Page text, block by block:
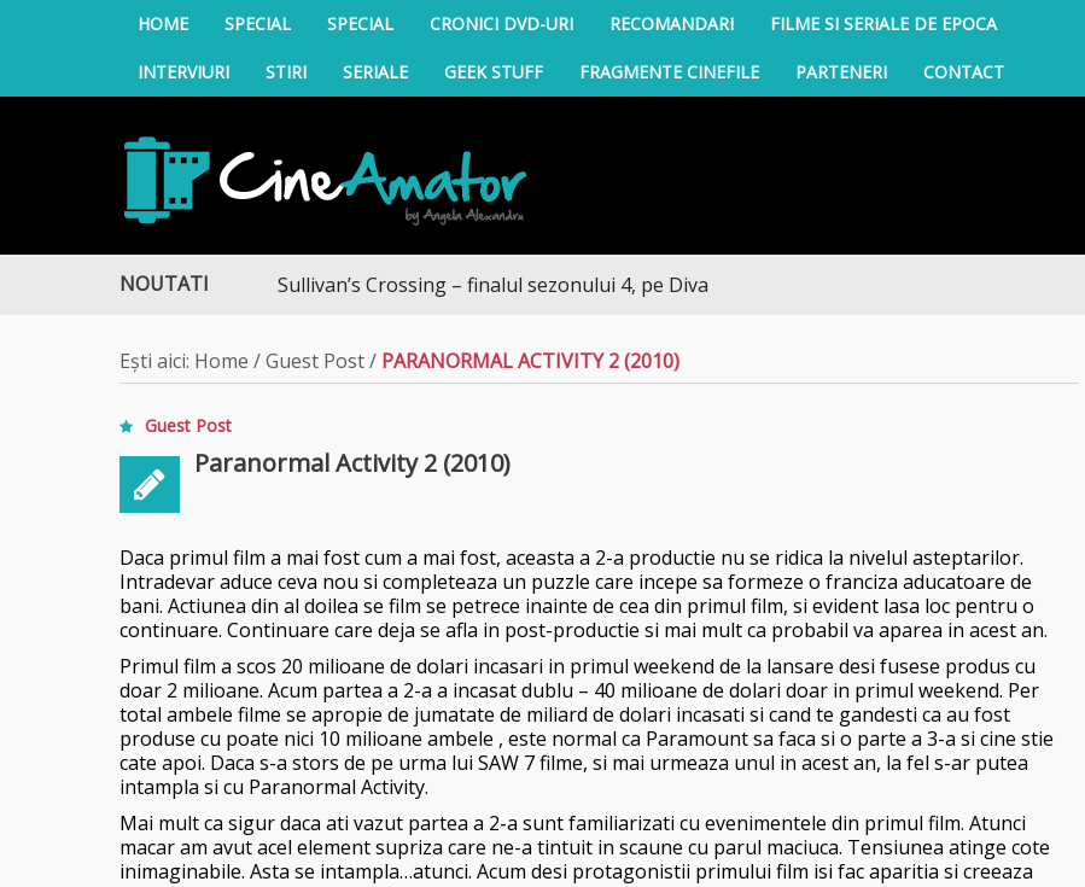
HOME SPECIAL SPECIAL CRONICI DVD-URI RECOMANDARI FILME SI SERIALE DE EPOCA
INTERVIURI STIRI SERIALE GEEK STUFF FRAGMENTE CINEFILE PARTENERI CONTACT
CineAmator
NOUTATISullivan’s Crossing – finalul sezonului 4, pe Diva
Ești aici: Home /Guest Post/ PARANORMAL ACTIVITY 2 (2010)
Guest Post
Paranormal Activity 2 (2010)
Daca primul film a mai fost cum a mai fost, aceasta a 2-a productie nu se ridica la nivelul asteptarilor.
Intradevar aduce ceva nou si completeaza un puzzle care incepe sa formeze o franciza aducatoare de
bani. Actiunea din al doilea se film se petrece inainte de cea din primul film, si evident lasa loc pentru o
continuare. Continuare care deja se afla in post-productie si mai mult ca probabil va aparea in acest an.
Primul film a scos 20 milioane de dolari incasari in primul weekend de la lansare desi fusese produs cu
doar 2 milioane. Acum partea a 2-a a incasat dublu – 40 milioane de dolari doar in primul weekend. Per
total ambele filme se apropie de jumatate de miliard de dolari incasati si cand te gandesti ca au fost
produse cu poate nici 10 milioane ambele , este normal ca Paramount sa faca si o parte a 3-a si cine stie
cate apoi. Daca s-a stors de pe urma lui SAW 7 filme, si mai urmeaza unul in acest an, la fel s-ar putea
intampla si cu Paranormal Activity.
Mai mult ca sigur daca ati vazut partea a 2-a sunt familiarizati cu evenimentele din primul film. Atunci
macar am avut acel element supriza care ne-a tintuit in scaune cu parul maciuca. Tensiunea atinge cote
inimaginabile. Asta se intampla…atunci. Acum desi protagonistii primului film isi fac aparitia si creeaza